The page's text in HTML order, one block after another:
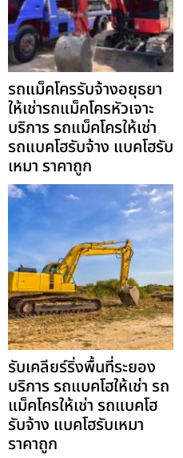
รถแม็คโครรับจ้างอยุธยา
ให้เช่ารถแม็คโครหัวเจาะ
บริการ รถแม็คโครให้เช่า
รถแบคโฮรับจ้าง แบคโฮรับ
เหมา ราคาถูก
รับเคลียร์ริ่งพื้นที่ระยอง
บริการ รถแบคโฮให้เช่า รถ
แม็คโครให้เช่า รถแบคโฮ
รับจ้าง แบคโฮรับเหมา
ราคาถูก